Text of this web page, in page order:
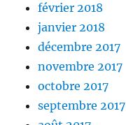
février 2018
janvier 2018
décembre 2017
novembre 2017
octobre 2017
septembre 2017